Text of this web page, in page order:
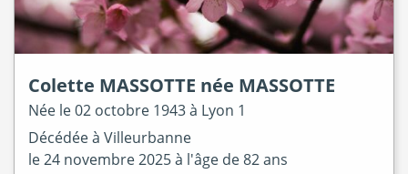
Colette MASSOTTE née MASSOTTE
Née le02 octobre 1943 à Lyon 1
Décédée à Villeurbanne
le24 novembre 2025à l'âge de 82 ans